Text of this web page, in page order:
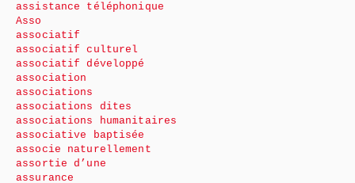
assistance téléphonique
Asso
associatif
associatif culturel
associatif développé
association
associations
associations dites
associations humanitaires
associative baptisée
associe naturellement
assortie d’une
assurance